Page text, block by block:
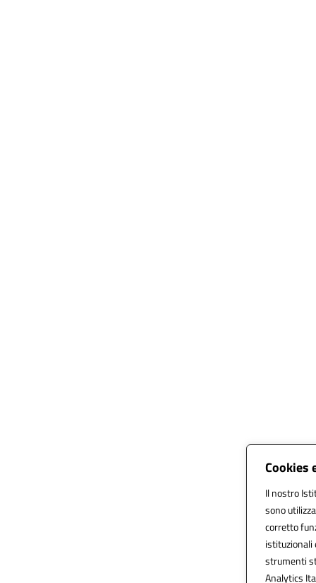
Cookies
Il nostro
sono
corretto
istituzionali
strumenti
Analytics